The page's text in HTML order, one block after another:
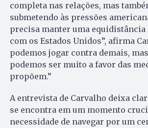
completa nas relações, mas
submetendo às pressões
precisa manter uma
com os Estados Unidos”, afirma
podemos jogar contra demais,
podemos ser muito a favor das
propõem.”
A entrevista de Carvalho deixa
se encontra em um momento
necessidade de navegar por um